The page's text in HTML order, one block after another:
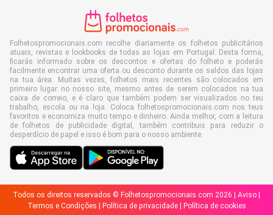
Folhetospromocionais.com recolhe diariamente os folhetos publicitários
atuais, revistas e lookbooks de todas as lojas em Portugal. Desta forma,
ficarás informado sobre os descontos e ofertas do folheto e poderás
facilmente encontrar uma oferta ou desconto durante os saldos das lojas
na tua área. Muitas vezes, folhetos mais recentes são colocados em
primeiro lugar no nosso site, mesmo antes de serem colocados na tua
caixa de correio, e é claro que também podem ser visualizados no teu
trabalho, escola ou na loja. Coloca folhetospromocionais.com nos teus
favoritos e economiza muito tempo e dinheiro. Ainda melhor, com a leitura
de folhetos de publicidade digital, também contribuis para reduzir o
desperdício de papel e isso é bom para o nosso ambiente.
Todos os direitos reservados © Folhetospromocionais.com 2026 | Aviso
Termos e Condições
Política de privacidade| Política de cookies